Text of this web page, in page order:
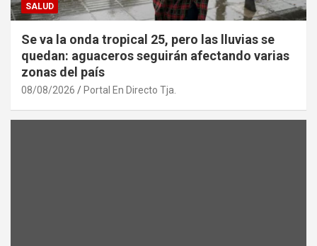
SALUD
Se va la onda tropical 25, pero las lluvias se
quedan: aguaceros seguirán afectando varias
zonas del país
08/08/2026 Portal En Directo Tja.